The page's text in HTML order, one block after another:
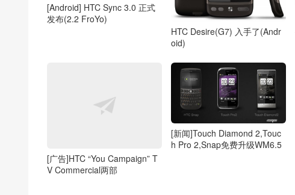
[Android] HTC Sync 3.0 正式
发布(2.2 FroYo)
HTC Desire(G7) 入手了(Andr
oid)
[广告]HTC “You Campaign” T
V Commercial两部
[新闻]Touch Diamond 2,Touc
h Pro 2,Snap免费升级WM6.5